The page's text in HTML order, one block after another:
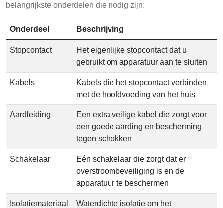
belangrijkste onderdelen die nodig zijn:
Onderdeel Beschrijving
Stopcontact
Het eigenlijke stopcontact dat u
gebruikt om apparatuur aan te sluiten
Kabels
Kabels die het stopcontact verbinden
met de hoofdvoeding van het huis
Aardleiding
Een extra veilige kabel die zorgt voor
een goede aarding en bescherming
tegen schokken
Schakelaar
Eén schakelaar die zorgt dat er
overstroombeveiliging is en de
apparatuur te beschermen
Isolatiemateriaal
Waterdichte isolatie om het